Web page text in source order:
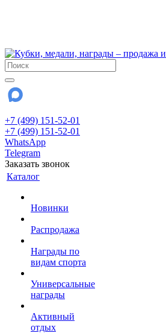
+7 (499) 151-52-01
+7 (499) 151-52-01
WhatsApp
Telegram
Заказать звонок
Каталог
Новинки
Распродажа
Награды по
видам спорта
Универсальные
награды
Активный
отдых